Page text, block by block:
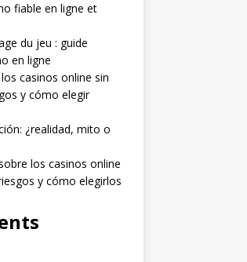
fiable en ligne et
du jeu : guide
en ligne
casinos online sin
y cómo elegir
¿realidad, mito o
los casinos online
y cómo elegirlos